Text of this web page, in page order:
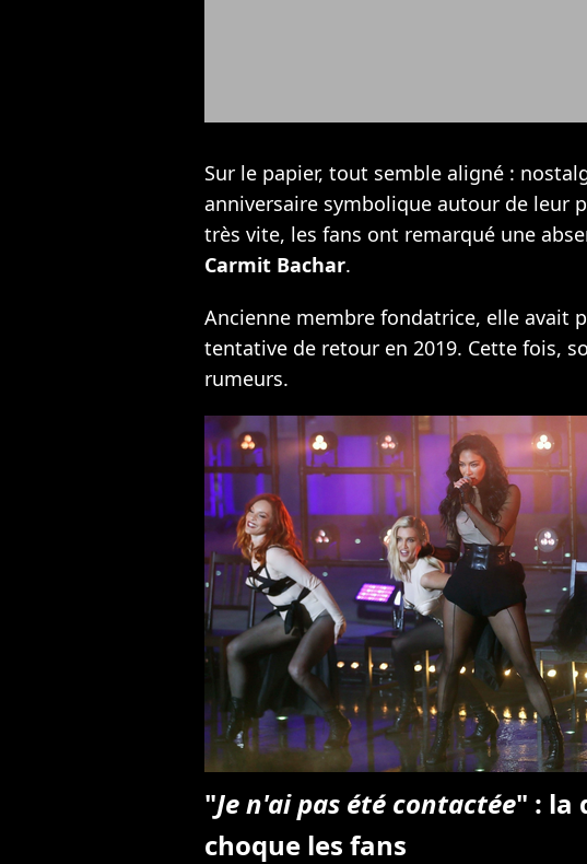
Sur le papier, tout semble aligné :
anniversaire symbolique autour de leur
très vite, les fans ont remarqué une
Carmit Bachar.
Ancienne membre fondatrice, elle avait
tentative de retour en 2019. Cette fois,
rumeurs.
"Je n'ai pas été contactée" : la
choque les fans